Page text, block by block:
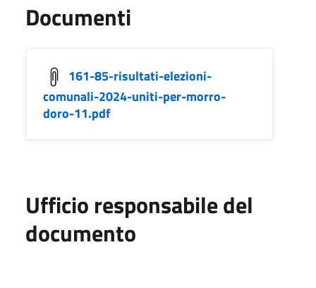
Documenti
161-85-risultati-elezioni-
comunali-2024-uniti-per-morro-
doro-11.pdf
Ufficio responsabile del
documento